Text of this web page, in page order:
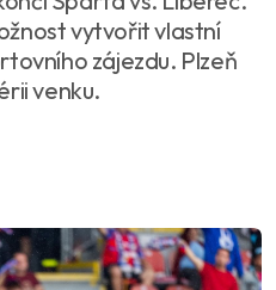
vytvořit vlastní
zájezdu. Plzeň
venku.